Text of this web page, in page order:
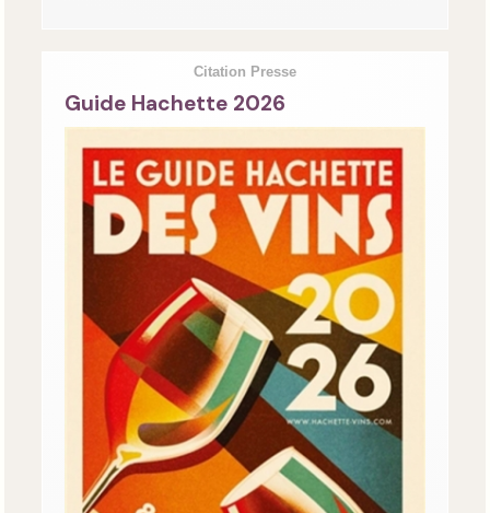
Citation Presse
Guide Hachette 2026